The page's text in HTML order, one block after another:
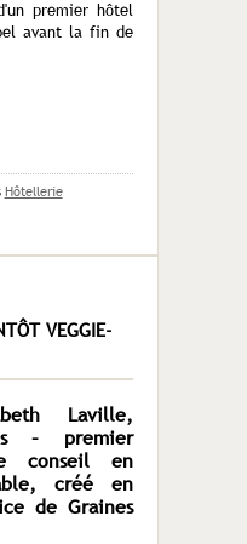
premier hôtel
avant la fin de
Hôtellerie
VEGGIE-
Laville,
– premier
conseil en
créé en
de Graines